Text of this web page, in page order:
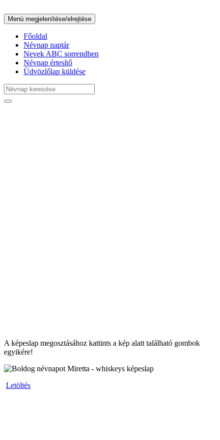
Menü megjelenítése/elrejtése
Főoldal
Névnap naptár
Nevek ABC sorrendben
Névnap értesítő
Üdvözlőlap küldése
A képeslap megosztásához kattints a kép alatt található gombok
egyikére!
Letöltés